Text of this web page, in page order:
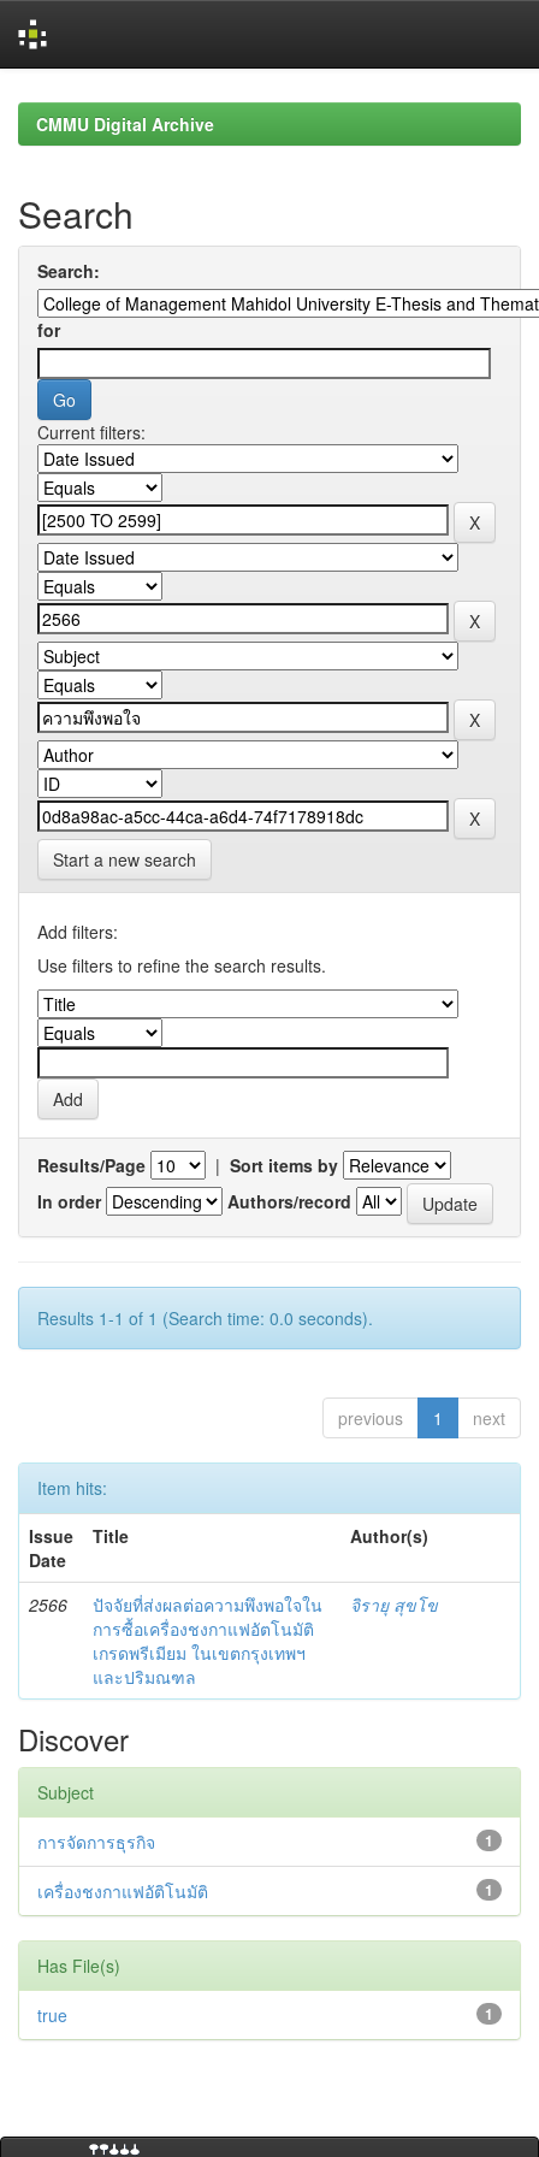
navigationCMMU Digital Archive
Search
Search:
for
Current filters:
Start a new search
Add filters:
Use filters to refine the search results.
Results/Page | Sort items by
In order
Authors/record
Results 1-1 of 1 (Search time: 0.0 seconds).
previous 1 next
Item hits:
Issue
Date
Title Author(s)
2566
ปัจจัยที่ส่งผลต่อความพึงพอใจใน
การซื้อเครื่องชงกาแฟอัตโนมัติ
เกรดพรีเมียม ในเขตกรุงเทพฯ
และปริมณฑล
จิรายุ สุขโข
Discover
Subject
1
การจัดการธุรกิจ
1
เครื่องชงกาแฟอัติโนมัติ
Has File(s)
1
true